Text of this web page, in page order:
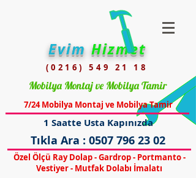
EvimHizmet
(0216) 549 21 18
Mobilya Montaj ve Mobilya Tamir
7/24 Mobilya Montaj ve Mobilya Tamir
1 Saatte Usta Kapınızda
Tıkla Ara : 0507 796 23 02
Özel Ölçü Ray Dolap - Gardrop - Portmanto -
Vestiyer - Mutfak Dolabı İmalatı